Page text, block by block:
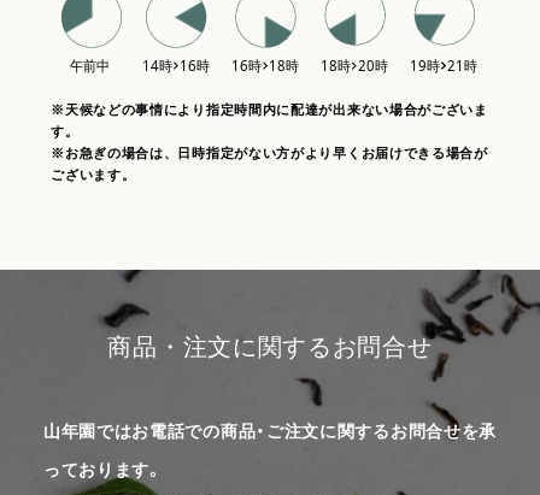
※天候などの事情により指定時間内に配達が出来ない場合がございま
す。
※お急ぎの場合は、日時指定がない方がより早くお届けできる場合が
ございます。
商品・注文に関するお問合せ
山年園ではお電話での商品・ご注文に関するお問合せを承
っております。